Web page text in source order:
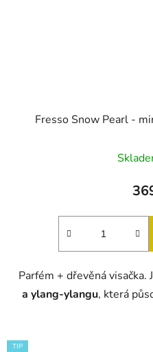
Fresso Snow Pearl -
Parfém + dřevěná visačka.
a ylang-ylangu, která
TIP